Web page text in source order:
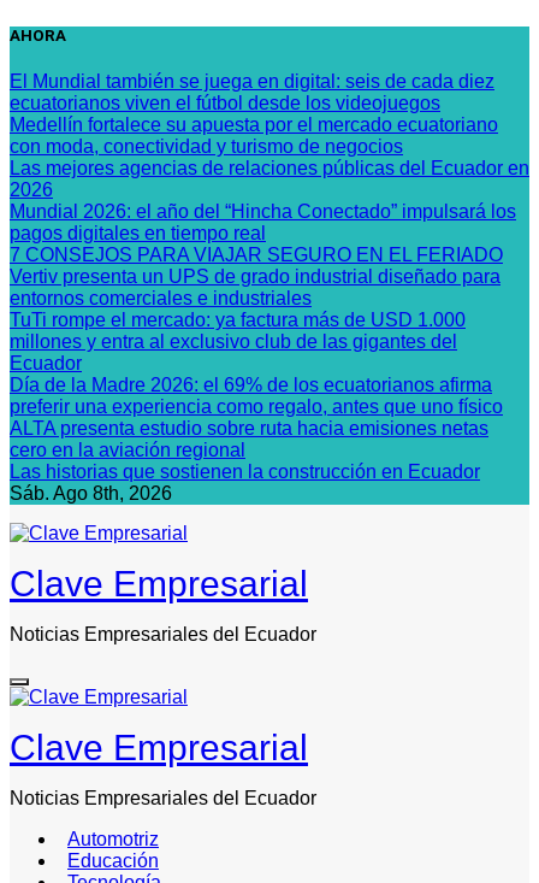
Saltar
contenido
AHORA
El Mundial también se juega en digital: seis de cada diez
ecuatorianos viven el fútbol desde los videojuegos
Medellín fortalece su apuesta por el mercado ecuatoriano
con moda, conectividad y turismo de negocios
Las mejores agencias de relaciones públicas del Ecuador en
2026
Mundial 2026: el año del “Hincha Conectado” impulsará los
pagos digitales en tiempo real
7 CONSEJOS PARA VIAJAR SEGURO EN EL FERIADO
Vertiv presenta un UPS de grado industrial diseñado para
entornos comerciales e industriales
TuTi rompe el mercado: ya factura más de USD 1.000
millones y entra al exclusivo club de las gigantes del
Ecuador
Día de la Madre 2026: el 69% de los ecuatorianos afirma
preferir una experiencia como regalo, antes que uno físico
ALTA presenta estudio sobre ruta hacia emisiones netas
cero en la aviación regional
Las historias que sostienen la construcción en Ecuador
Sáb. Ago 8th, 2026
Clave Empresarial
Noticias Empresariales del Ecuador
Clave Empresarial
Noticias Empresariales del Ecuador
Automotriz
Educación